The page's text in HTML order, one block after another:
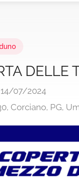
DELLE
14/07/2024
Corciano, PG,